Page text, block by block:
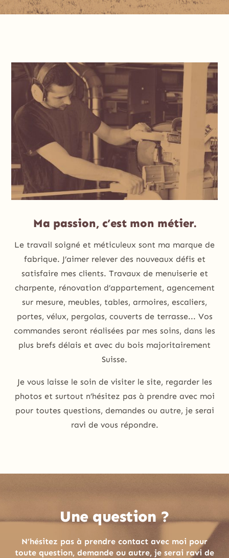
Ma passion, c’est mon métier.
Le travail soigné et méticuleux sont ma marque de
fabrique. J’aimer relever des nouveaux défis et
satisfaire mes clients. Travaux de menuiserie et
charpente, rénovation d’appartement, agencement
sur mesure, meubles, tables, armoires, escaliers,
portes, vélux, pergolas, couverts de terrasse... Vos
commandes seront réalisées par mes soins, dans les
plus brefs délais et avec du bois majoritairement
Suisse.
Je vous laisse le soin de visiter le site, regarder les
photos et surtout n’hésitez pas à prendre avec moi
pour toutes questions, demandes ou autre, je serai
ravi de vous répondre.
Une question ?
N’hésitez pas à prendre contact avec moi pour
toute question, demande ou autre, je serai ravi de